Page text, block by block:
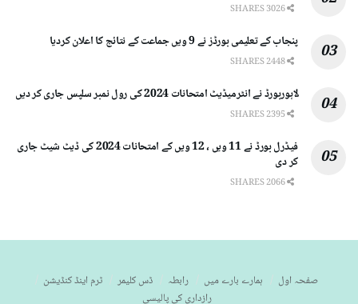
پنجاب کے تعلیمی بورڈز نے 9 ویں جماعت کے نتائج کا اعلان کردیا
لاہوربورڈ نے انٹرمیڈیٹ امتحانات 2024 کی رول نمبر سلپس جاری کر دیں
فیڈرل بورڈ نے 11 ویں ، 12 ویں کے امتحانات 2024 کی ڈیٹ شیٹ جاری
کر دی
صفحہ اول ہمارے بارے میں رابطہ ڈس کلیمر
ٹرم اینڈ کنڈیشن
رازداری کی پالیسی